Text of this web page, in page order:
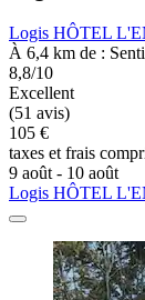
Logis HÔTEL
À 6,4 km de :
8,8/10
Excellent
(51 avis)
105 €
taxes et frais
9 août - 10 août
Logis HÔTEL